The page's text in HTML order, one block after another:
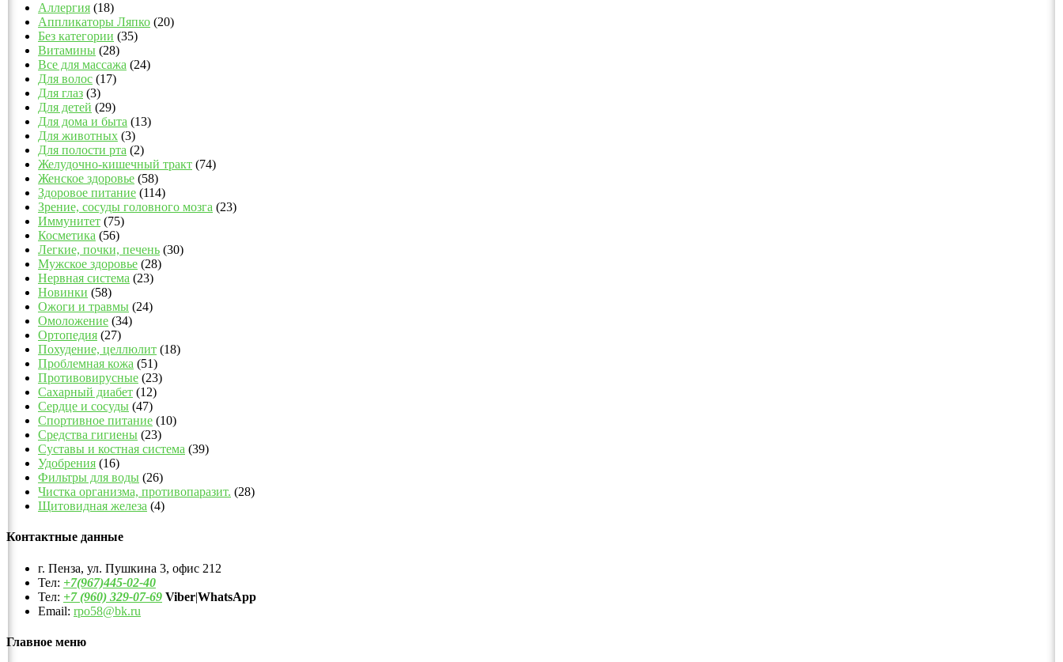
Аллергия (18)
Аппликаторы Ляпко (20)
Без категории (35)
Витамины (28)
Все для массажа (24)
Для волос (17)
Для глаз (3)
Для детей (29)
Для дома и быта (13)
Для животных (3)
Для полости рта (2)
Желудочно-кишечный тракт (74)
Женское здоровье (58)
Здоровое питание (114)
Зрение, сосуды головного мозга (23)
Иммунитет (75)
Косметика (56)
Легкие, почки, печень (30)
Мужское здоровье (28)
Нервная система (23)
Новинки (58)
Ожоги и травмы (24)
Омоложение (34)
Ортопедия (27)
Похудение, целлюлит (18)
Проблемная кожа (51)
Противовирусные (23)
Сахарный диабет (12)
Сердце и сосуды (47)
Спортивное питание (10)
Средства гигиены (23)
Суставы и костная система (39)
Удобрения (16)
Фильтры для воды (26)
Чистка организма, противопаразит. (28)
Щитовидная железа (4)
Контактные данные
г. Пенза, ул. Пушкина 3, офис 212
Тел: +7(967)445-02-40
Тел: +7 (960) 329-07-69 Viber|WhatsApp
Email: rpo58@bk.ru
Главное меню